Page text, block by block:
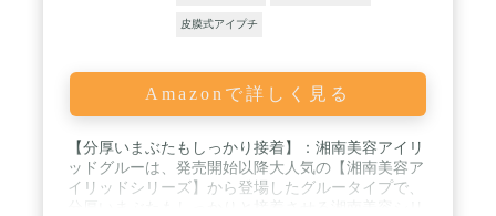
皮膜式アイプチ
Amazonで詳しく見る
【分厚いまぶたもしっかり接着】：湘南美容アイリ
ッドグルーは、発売開始以降大人気の【湘南美容ア
イリッドシリーズ】から登場したグルータイプで、